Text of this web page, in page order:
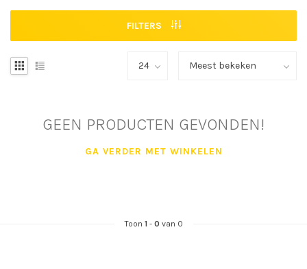
FILTERS
GEEN PRODUCTEN GEVONDEN!
GA VERDER MET WINKELEN
Toon 1- 0 van 0